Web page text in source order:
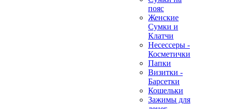
пояс
Женские
Сумки и
Клатчи
Несессеры -
Косметички
Папки
Визитки -
Барсетки
Кошельки
Зажимы для